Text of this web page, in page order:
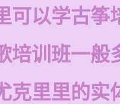
可以学古筝
培训班一般
克里里的实